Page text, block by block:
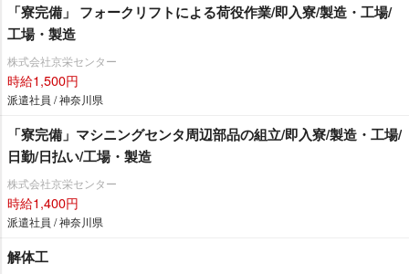
「寮完備」 フォークリフトによる荷役作業/即入寮/製造・工場/
工場・製造
株式会社京栄センター
時給1,500円
派遣社員 / 神奈川県
「寮完備」マシニングセンタ周辺部品の組立/即入寮/製造・工場/
日勤/日払い/工場・製造
株式会社京栄センター
時給1,400円
派遣社員 / 神奈川県
解体工